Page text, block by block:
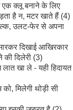
एक क्लू बनाने के लिए
है न, मटर खाते हैं (4)
उलट-फेर से अपना
दिखाई आखिरकार
की दिलेरी (3)
लात खा ले - यही हिदायत
मिलेगी थोड़ी सी